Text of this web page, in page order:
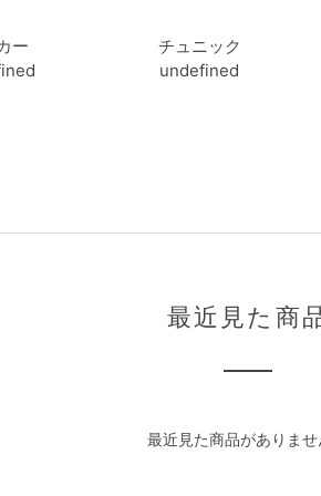
ー
チュニック
undefined
最近見た商
最近見た商品がありませ